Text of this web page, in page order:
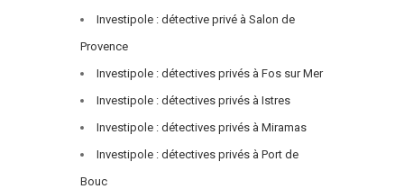
Investipole : détective privé à Salon de
Provence
Investipole : détectives privés à Fos sur Mer
Investipole : détectives privés à Istres
Investipole : détectives privés à Miramas
Investipole : détectives privés à Port de
Bouc